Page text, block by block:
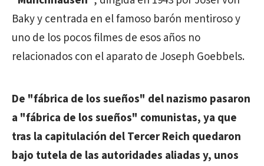
Baky y centrada en el famoso barón mentiroso y
uno de los pocos filmes de esos años no
relacionados con el aparato de Joseph Goebbels.
De "fábrica de los sueños" del nazismo pasaron
a "fábrica de los sueños" comunistas, ya que
tras la capitulación del Tercer Reich quedaron
bajo tutela de las autoridades aliadas y, unos